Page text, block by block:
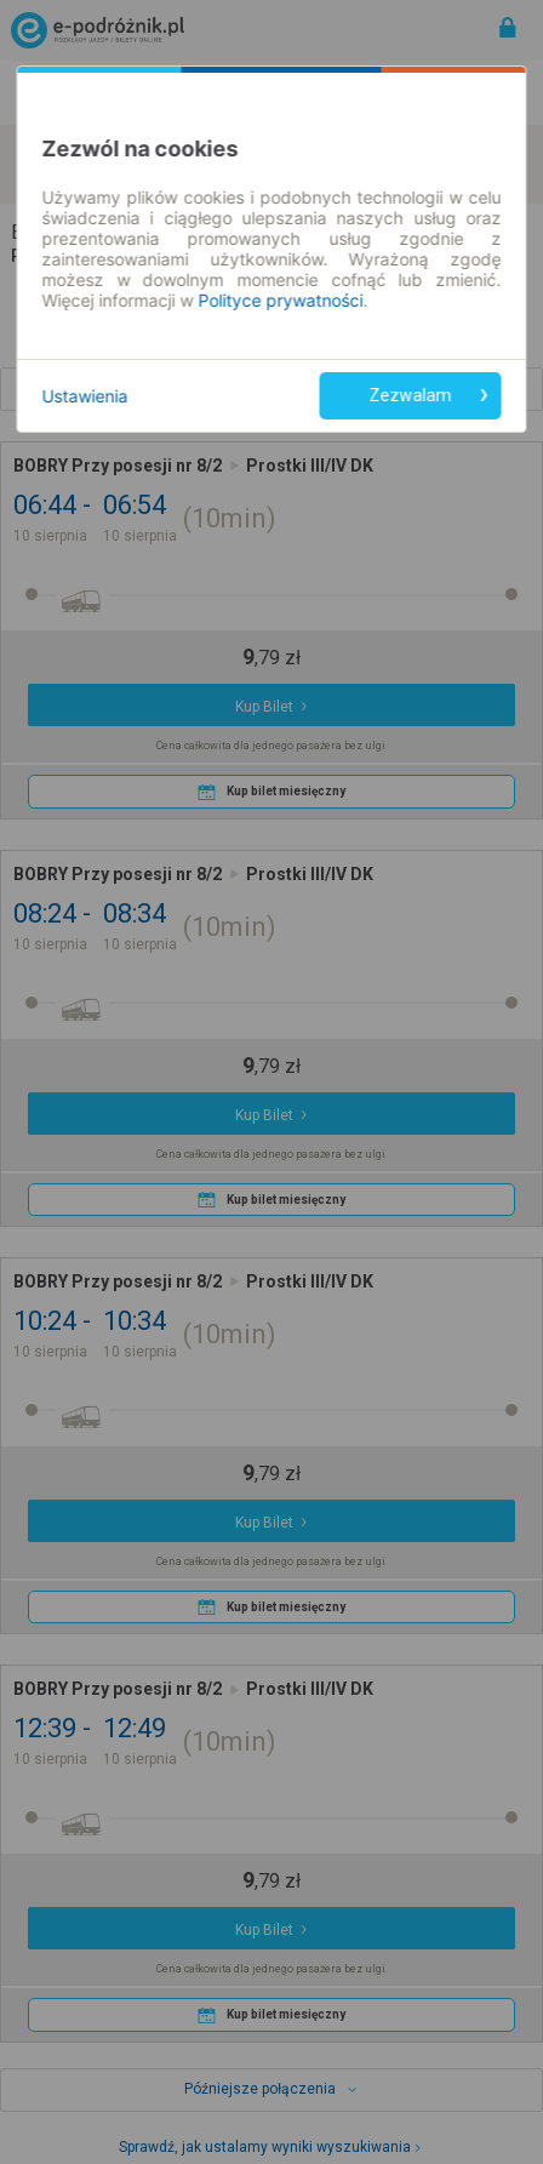
Bobry Prostki
Bobry → Prostki
Rozkład jazdy i bilety
BOBRY Przy posesji nr 8/2 Prostki III/IV DK
06:44
10 sierpnia
06:54
10 sierpnia
10min
9,79 zł
Kup Bilet
Cena całkowita dla jednego pasażera bez ulgi
Kup bilet miesięczny
BOBRY Przy posesji nr 8/2 Prostki III/IV DK
08:24
10 sierpnia
08:34
10 sierpnia
10min
9,79 zł
Kup Bilet
Cena całkowita dla jednego pasażera bez ulgi
Kup bilet miesięczny
BOBRY Przy posesji nr 8/2 Prostki III/IV DK
10:24
10 sierpnia
10:34
10 sierpnia
10min
9,79 zł
Kup Bilet
Cena całkowita dla jednego pasażera bez ulgi
Kup bilet miesięczny
BOBRY Przy posesji nr 8/2 Prostki III/IV DK
12:39
10 sierpnia
12:49
10 sierpnia
10min
9,79 zł
Kup Bilet
Cena całkowita dla jednego pasażera bez ulgi
Kup bilet miesięczny
Późniejsze połączenia
Sprawdź, jak ustalamy wyniki wyszukiwania
Zezwól na cookies
Używamy plików cookies i podobnych technologii w celu
świadczenia i ciągłego ulepszania naszych usług oraz
prezentowania promowanych usług zgodnie z
zainteresowaniami użytkowników. Wyrażoną zgodę
możesz w dowolnym momencie cofnąć lub zmienić.
Więcej informacji w Polityce prywatności.
Ustawienia Zezwalam